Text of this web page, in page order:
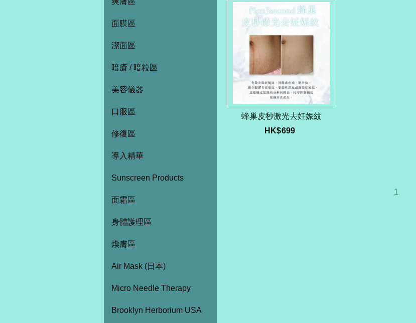
面膜區
潔面區
暗瘡 / 暗粒區
美容儀器
口服區
修復區
導入精華
Sunscreen Products
面霜區
身體護理區
煥膚區
Air Mask (日本)
Micro Needle Therapy
Brooklyn Herborium USA
蜂巢皮秒激光去妊娠紋
HK$699
1